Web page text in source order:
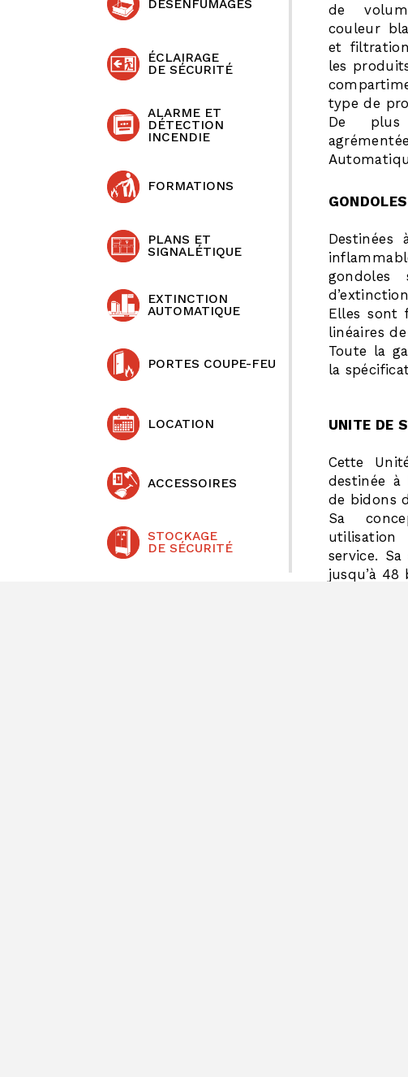
DÉSENFUMAGES
ÉCLAIRAGE
DE SÉCURITÉ
ALARME ET
DÉTECTION
INCENDIE
FORMATIONS
PLANS ET
SIGNALÉTIQUE
EXTINCTION
AUTOMATIQUE
PORTES COUPE-FEU
LOCATION
ACCESSOIRES
STOCKAGE
DE SÉCURITÉ
de
couleur
et
les
type de
De plus
gondoles
Elles sont
linéaires
Toute la
la
UNITE DE
Cette
destinée
de bidons
Sa
service.
jusqu’à 48